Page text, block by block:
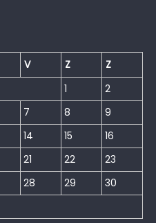
V Z
Z
1
2
7 8
9
14 15
16
21 22
23
28 29
30